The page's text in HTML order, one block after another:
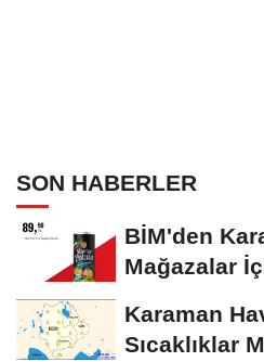
SON HABERLER
BİM'den
Mağazalar
Karaman
Sıcaklıklar